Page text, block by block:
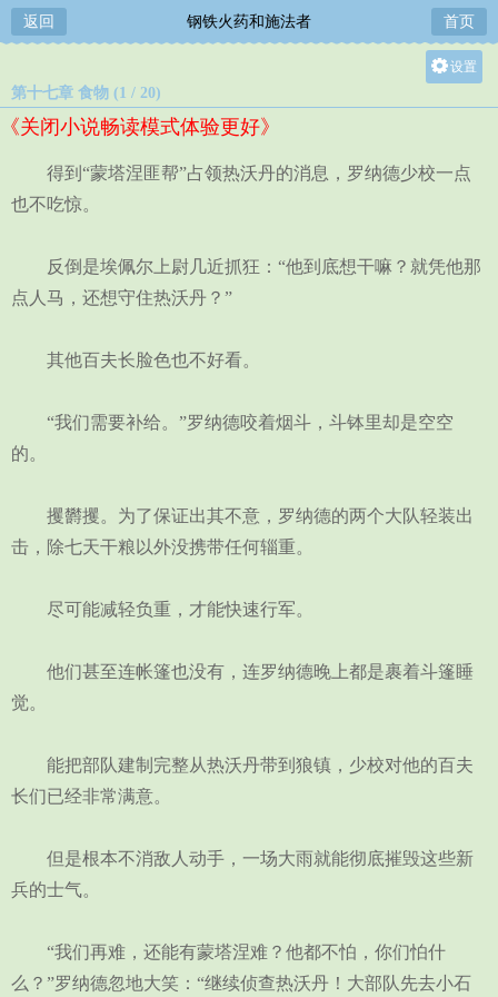
返回 钢铁火药和施法者 首页
设置
第十七章 食物 (1 / 20)
《关闭小说畅读模式体验更好》
得到“蒙塔涅匪帮”占领热沃丹的消息，罗纳德少校一点
也不吃惊。
反倒是埃佩尔上尉几近抓狂：“他到底想干嘛？就凭他那
点人马，还想守住热沃丹？”
其他百夫长脸色也不好看。
“我们需要补给。”罗纳德咬着烟斗，斗钵里却是空空
的。
攫欝攫。为了保证出其不意，罗纳德的两个大队轻装出
击，除七天干粮以外没携带任何辎重。
尽可能减轻负重，才能快速行军。
他们甚至连帐篷也没有，连罗纳德晚上都是裹着斗篷睡
觉。
能把部队建制完整从热沃丹带到狼镇，少校对他的百夫
长们已经非常满意。
但是根本不消敌人动手，一场大雨就能彻底摧毁这些新
兵的士气。
“我们再难，还能有蒙塔涅难？他都不怕，你们怕什
么？”罗纳德忽地大笑：“继续侦查热沃丹！大部队先去小石